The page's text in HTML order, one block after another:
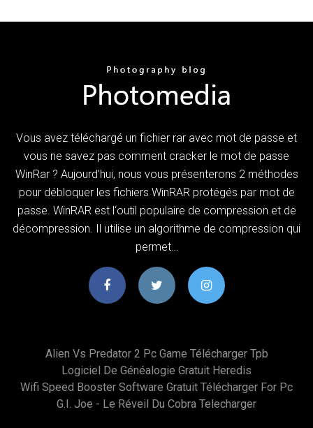
Vous avez téléchargé un fichier rar avec mot de passe et
vous ne savez pas comment cracker le mot de passe
WinRar ? Aujourd’hui, nous vous présenterons 2 méthodes
pour débloquer les fichiers WinRAR protégés par mot de
passe. WinRAR est l‘outil populaire de compression et de
décompression. Il utilise un algorithme de compression qui
permet…
Alien Vs Predator 2 Pc Game Télécharger Tpb
Logiciel De Généalogie Gratuit Heredis
Wifi Speed Booster Software Gratuit Télécharger For Pc
G.i. Joe - Le Réveil Du Cobra Telecharger